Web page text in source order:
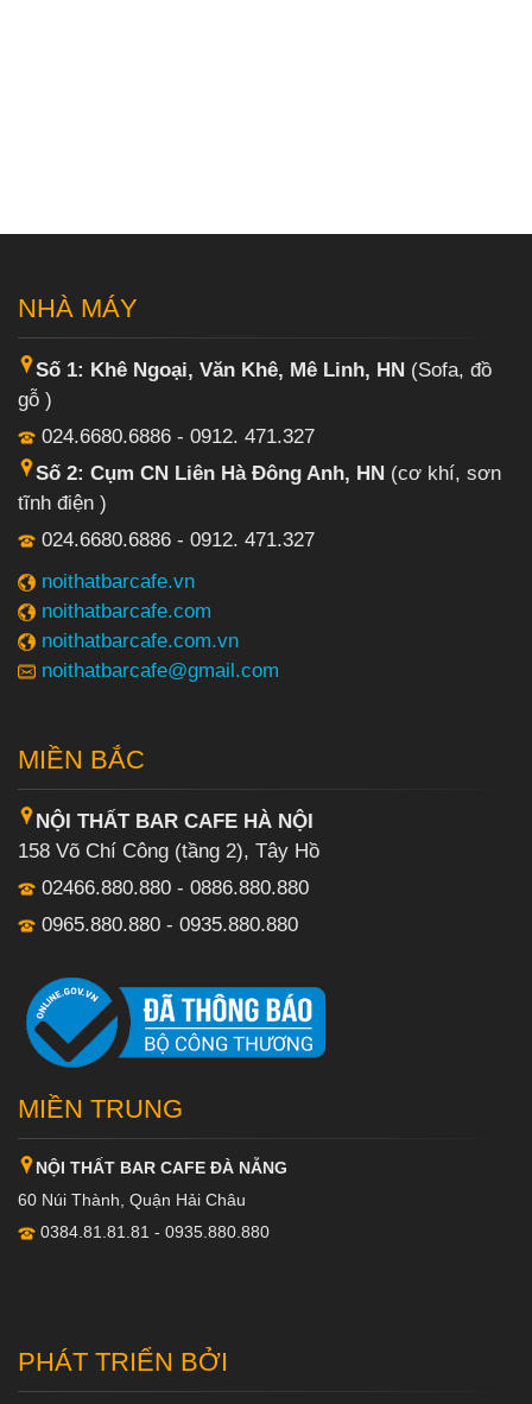
NHÀ MÁY
Số 1: Khê Ngoại, Văn Khê, Mê Linh, HN (Sofa, đồ
gỗ )
024.6680.6886 - 0912. 471.327
Số 2: Cụm CN Liên Hà Đông Anh, HN (cơ khí, sơn
tĩnh điện )
024.6680.6886 - 0912. 471.327
noithatbarcafe.vn
noithatbarcafe.com
noithatbarcafe.com.vn
noithatbarcafe@gmail.com
MIỀN BẮC
NỘI THẤT BAR CAFE HÀ NỘI
158 Võ Chí Công (tầng 2), Tây Hồ
02466.880.880 - 0886.880.880
0965.880.880 - 0935.880.880
MIỀN TRUNG
NỘI THẤT BAR CAFE ĐÀ NẴNG
60 Núi Thành, Quận Hải Châu
0384.81.81.81 - 0935.880.880
PHÁT TRIỂN BỞI